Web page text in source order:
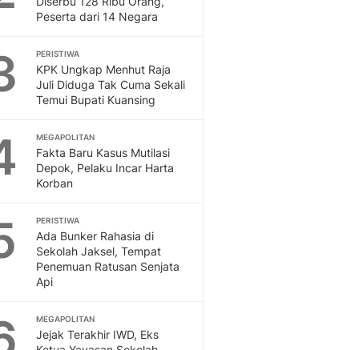
Peserta dari 14 Negara
PERISTIWA
KPK Ungkap Menhut Raja
Juli Diduga Tak Cuma Sekali
Temui Bupati Kuansing
MEGAPOLITAN
Fakta Baru Kasus Mutilasi
Depok, Pelaku Incar Harta
Korban
PERISTIWA
Ada Bunker Rahasia di
Sekolah Jaksel, Tempat
Penemuan Ratusan Senjata
Api
MEGAPOLITAN
Jejak Terakhir IWD, Eks